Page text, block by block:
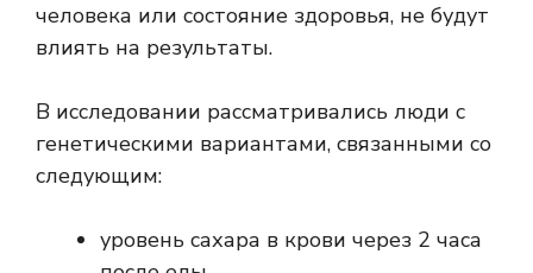
человека или состояние здоровья, не будут
влиять на результаты.
В исследовании рассматривались люди с
генетическими вариантами, связанными со
следующим:
уровень сахара в крови через 2 часа